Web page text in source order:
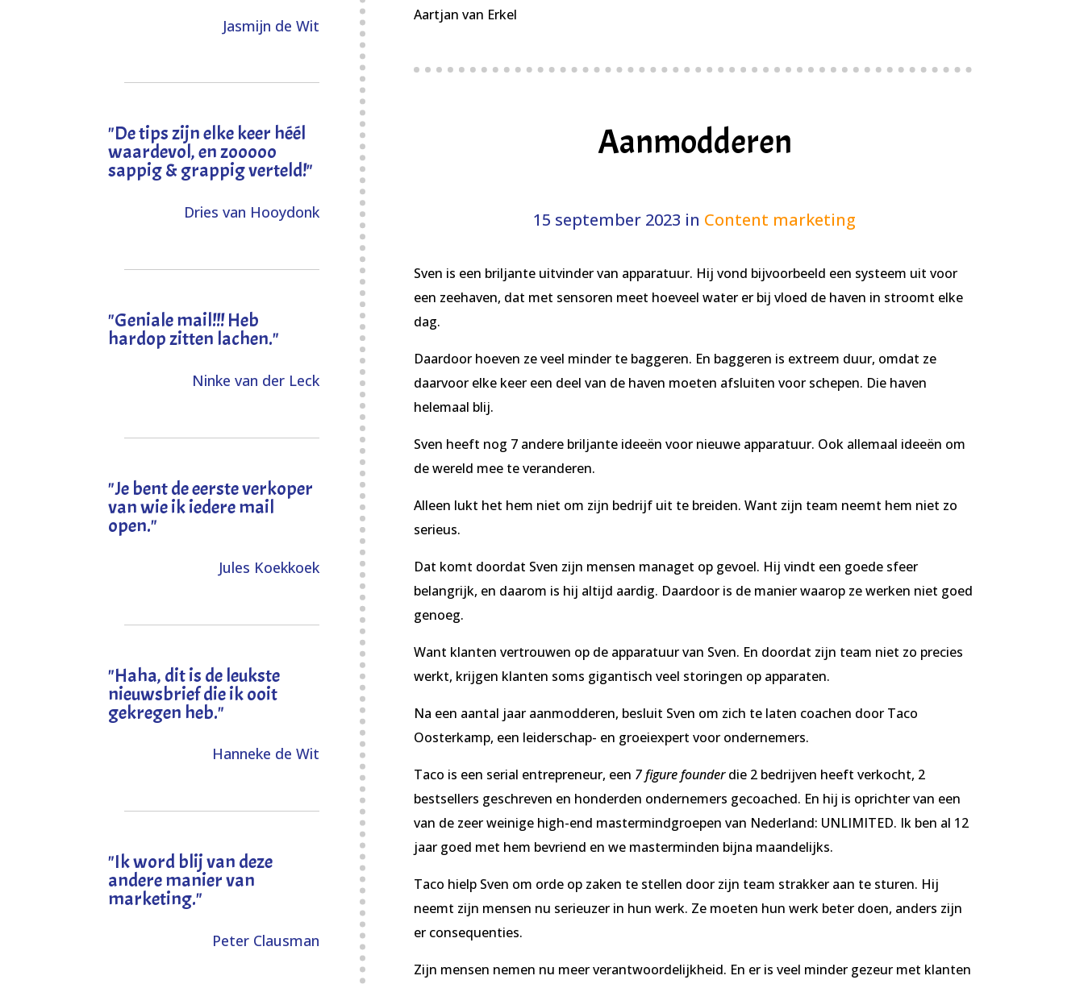
Jasmijn de Wit
"De tips zijn elke keer héél
waardevol, en zooooo
sappig & grappig verteld!"
Dries van Hooydonk
"Geniale mail!!! Heb
hardop zitten lachen."
Ninke van der Leck
"Je bent de eerste verkoper
van wie ik iedere mail
open."
Jules Koekkoek
"Haha, dit is de leukste
nieuwsbrief die ik ooit
gekregen heb."
Hanneke de Wit
"Ik word blij van deze
andere manier van
marketing."
Peter Clausman
Aartjan van Erkel
Aanmodderen
15 september 2023 in Content marketing
Sven is een briljante uitvinder van apparatuur. Hij vond bijvoorbeeld een systeem uit voor
een zeehaven, dat met sensoren meet hoeveel water er bij vloed de haven in stroomt elke
dag.
Daardoor hoeven ze veel minder te baggeren. En baggeren is extreem duur, omdat ze
daarvoor elke keer een deel van de haven moeten afsluiten voor schepen. Die haven
helemaal blij.
Sven heeft nog 7 andere briljante ideeën voor nieuwe apparatuur. Ook allemaal ideeën om
de wereld mee te veranderen.
Alleen lukt het hem niet om zijn bedrijf uit te breiden. Want zijn team neemt hem niet zo
serieus.
Dat komt doordat Sven zijn mensen managet op gevoel. Hij vindt een goede sfeer
belangrijk, en daarom is hij altijd aardig. Daardoor is de manier waarop ze werken niet goed
genoeg.
Want klanten vertrouwen op de apparatuur van Sven. En doordat zijn team niet zo precies
werkt, krijgen klanten soms gigantisch veel storingen op apparaten.
Na een aantal jaar aanmodderen, besluit Sven om zich te laten coachen door Taco
Oosterkamp, een leiderschap- en groeiexpert voor ondernemers.
Taco is een serial entrepreneur, een 7 figure founderdie 2 bedrijven heeft verkocht, 2
bestsellers geschreven en honderden ondernemers gecoached. En hij is oprichter van een
van de zeer weinige high-end mastermindgroepen van Nederland: UNLIMITED. Ik ben al 12
jaar goed met hem bevriend en we masterminden bijna maandelijks.
Taco hielp Sven om orde op zaken te stellen door zijn team strakker aan te sturen. Hij
neemt zijn mensen nu serieuzer in hun werk. Ze moeten hun werk beter doen, anders zijn
er consequenties.
Zijn mensen nemen nu meer verantwoordelijkheid. En er is veel minder gezeur met klanten